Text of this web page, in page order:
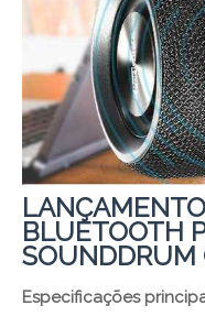
BLUETOOTH
SOUNDDRUM
Especificações